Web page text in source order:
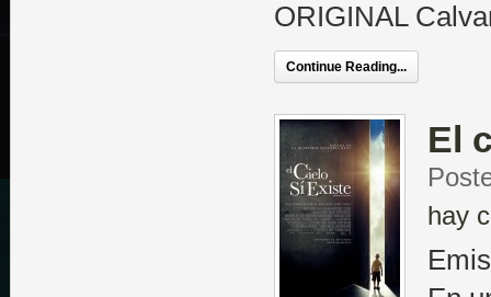
ORIGINAL
Continue Reading...
El
hay